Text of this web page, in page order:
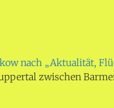
nach „Aktualität,
zwischen